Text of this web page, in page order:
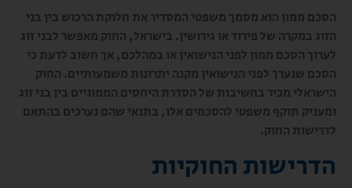
הסכם ממון הוא מסמך משפטי המסדיר את חלוקת הרכוש בין בני
הזוג במקרה של פירוד או גירושין. בישראל, החוק מאפשר לבני זוג
לערוך הסכם ממון לפני הנישואין או במהלכם, אך חשוב לדעת כי
הסכם שנערך לפני הנישואין מקנה יתרונות משמעותיים. החוק
הישראלי מכיר בחשיבות של הסדרת היחסים הממוניים בין בני זוג
ומעניק תוקף משפטי להסכמים אלו, בתנאי שהם נערכים בהתאם
לדרישות החוק.
הדרישות החוקיות